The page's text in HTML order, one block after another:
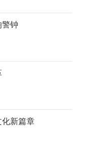
警钟
化新篇章